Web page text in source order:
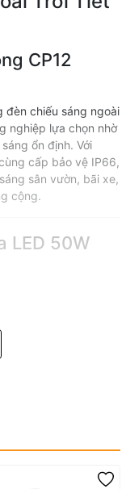
CP12
đèn chiếu sáng ngoài
nghiệp lựa chọn nhờ
ổn định. Với
cấp bảo vệ IP66,
sân vườn, bãi xe,
cộng.
LED 50W